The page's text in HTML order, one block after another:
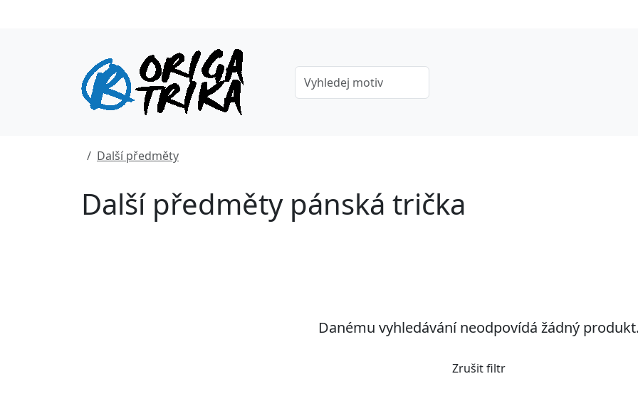
Další předměty
Další předměty pánská trička
Danému vyhledávání neodpovídá žádný produkt.
Zrušit filtr